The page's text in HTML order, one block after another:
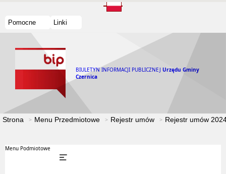
Pomocne Linki
BIULETYN INFORMACJI PUBLICZNEJ Urzędu Gminy
Czernica
Strona Menu Przedmiotowe Rejestr umów Rejestr umów
Menu Podmiotowe